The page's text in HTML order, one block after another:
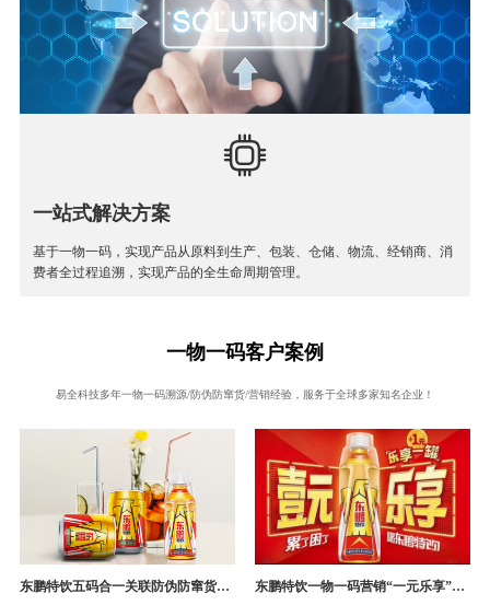
一站式解决方案
基于一物一码，实现产品从原料到生产、包装、仓储、物流、经销商、消
费者全过程追溯，实现产品的全生命周期管理。
一物一码客户案例
易全科技多年一物一码溯源/防伪防窜货/营销经验，服务于全球多家知名企业！
东鹏特饮五码合一关联防伪防窜货追溯系统成功案例 东鹏特饮一物一码营销“一元乐享”案例分析